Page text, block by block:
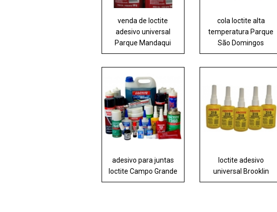
venda de loctite
adesivo universal
Parque Mandaqui
cola loctite alta
temperatura Parque
São Domingos
adesivo para juntas
loctite Campo Grande
loctite adesivo
universal Brooklin